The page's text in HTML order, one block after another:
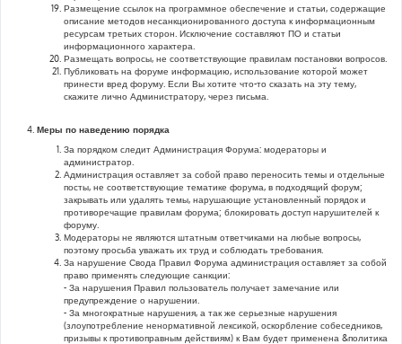
Размещение ссылок на программное обеспечение и статьи, содержащие
описание методов несанкционированного доступа к информационным
ресурсам третьих сторон. Исключение составляют ПО и статьи
информационного характера.
Размещать вопросы, не соответствующие правилам постановки вопросов.
Публиковать на форуме информацию, использование которой может
принести вред форуму. Если Вы хотите что-то сказать на эту тему,
скажите лично Администратору, через письма.
Меры по наведению порядка
За порядком следит Администрация Форума: модераторы и
администратор.
Администрация оставляет за собой право переносить темы и отдельные
посты, не соответствующие тематике форума, в подходящий форум;
закрывать или удалять темы, нарушающие установленный порядок и
противоречащие правилам форума; блокировать доступ нарушителей к
форуму.
Модераторы не являются штатным ответчиками на любые вопросы,
поэтому просьба уважать их труд и соблюдать требования.
За нарушение Свода Правил Форума администрация оставляет за собой
право применять следующие санкции:
- За нарушения Правил пользователь получает замечание или
предупреждение о нарушении.
- За многократные нарушения, а так же серьезные нарушения
(злоупотребление ненормативной лексикой, оскорбление собеседников,
призывы к противоправным действиям) к Вам будет применена &политика